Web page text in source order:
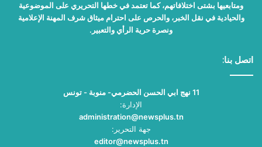
ومتابعيها بشتى اختلافاتهم، كما تعتمد في خطها التحريري على الموضوعية
والحيادية في نقل الخبر، والحرص على احترام ميثاق شرف المهنة الإعلامية
ونصرة حرية الرأي والتعبير.
اتصل بنا:
11 نهج ابي الحسن الحضرمي- منوبة - تونس
الإدارة:
administration@newsplus.tn
جهة التحرير:
editor@newsplus.tn